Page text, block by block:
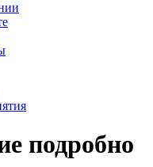
подробно